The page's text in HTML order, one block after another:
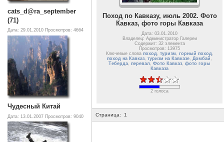
cats_d@ra_september
(71)
Дата: 29.01.2010 Просмотров: 4664
Чудесный Китай
Дата: 13.01.2007 Просмотров: 9040
Поход по Кавказу, июль 2002. Фото
Кавказ, фото горы Кавказа
Дата: 03.01.2010
Владелец: Администратор Галереи
Содержит: 32 элемента
Просмотров: 13975
Ключевые слова поход туризм горный поход
поход на Кавказ туризм на Кавказе Домбай
Теберда перевал Фото Кавказ фото горы
Кавказа
2 голоса
Страница: 1